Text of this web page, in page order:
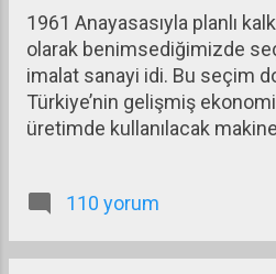
tercih ediyordu.
1961 Anayasasıyla planlı
olarak benimsediğimizde
imalat sanayi idi. Bu seçim
Türkiye’nin gelişmiş
üretimde kullanılacak
ya da o makine, alet ve
Türkiye, ikinci yolu seçmişti.
110 yorum